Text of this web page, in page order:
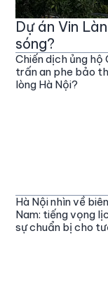
Dự án Vin
sóng?
Chiến dịch ủng hộ
trấn an phe bảo
lòng Hà Nội?
Hà Nội nhìn về
Nam: tiếng vọng
sự chuẩn bị cho